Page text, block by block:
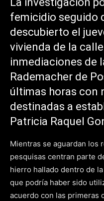
femicidio seguido
descubierto el
vivienda de la
inmediaciones de
Rademacher de
últimas horas con
destinadas a
Patricia Raquel
Mientras se aguardan los
pesquisas centran parte
hierro hallado dentro de
que podría haber sido
acuerdo con las primeras